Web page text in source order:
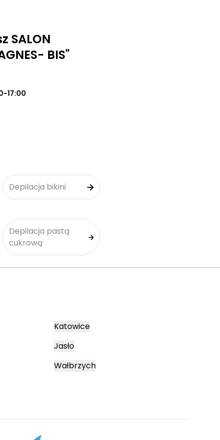
SALON
BIS"
17:00
Depilacja bikini
Depilacja pastą
cukrową
Katowice
Jasło
Wałbrzych